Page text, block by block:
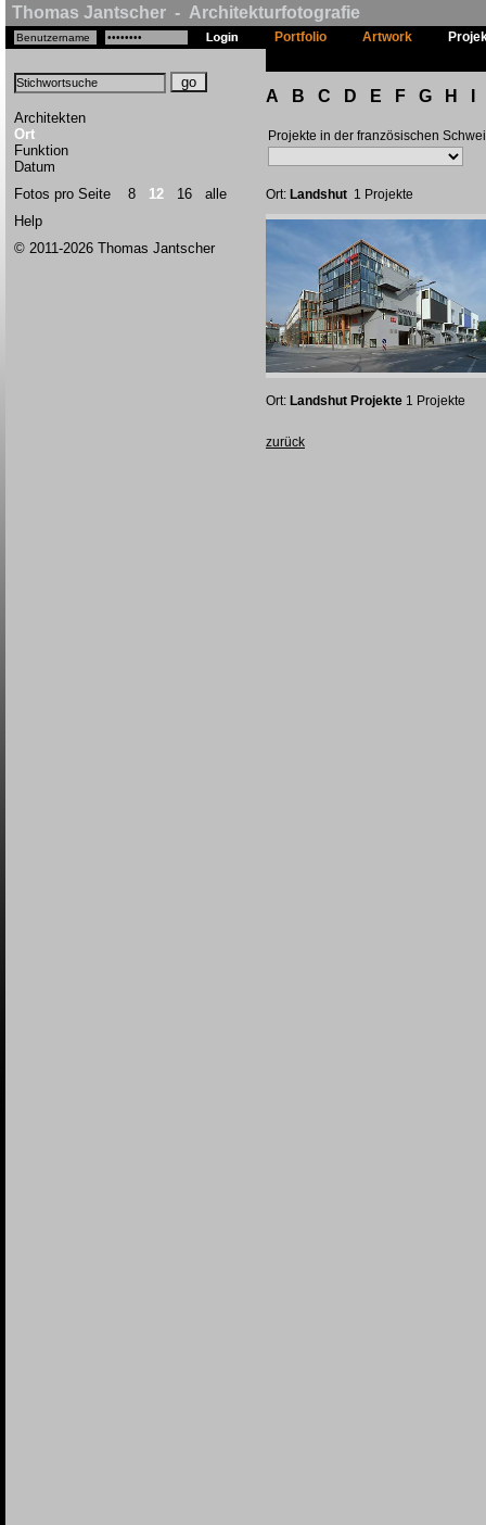
Thomas Jantscher - Architekturfotografie
Architekten
Ort
Funktion
Datum
Fotos pro Seite 8 12 16
alle
Help
© 2011-2026 Thomas Jantscher
Portfolio Artwork
A B C D E F G H
Projekte in der französischen
Ort: Landshut 1 Projekte
Ort: Landshut Projekte 1 Projekte
zurück